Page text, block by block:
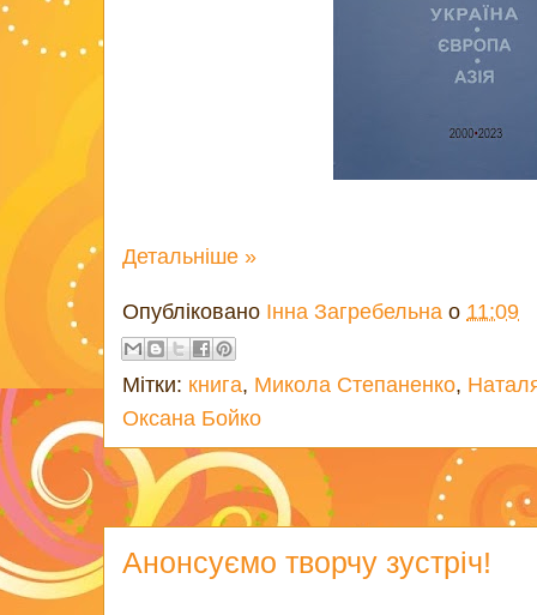
Детальніше »
Опубліковано Інна Загребельна о 11:09
Мітки: книга, Микола Степаненко,
Оксана Бойко
Анонсуємо творчу зустріч!